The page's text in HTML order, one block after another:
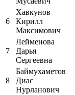
6
Хавкунов
Кирилл
Максимович
7
Лейменова
Дарья
Сергеевна
8
Баймухаметов
Диас
Нурланович